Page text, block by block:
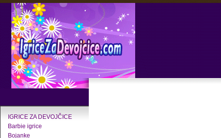
IGRICE ZA DEVOJČICE
Barbie igrice
Bojanke